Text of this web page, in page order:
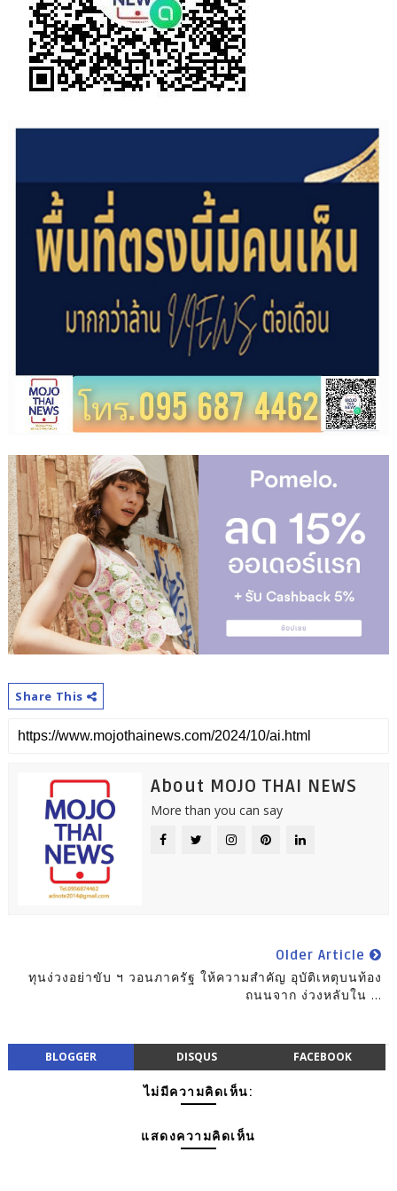
Share This
About MOJO THAI NEWS
More than you can say
Older Article
ทุนง่วงอย่าขับ ฯ วอนภาครัฐ ให้ความสำคัญ อุบัติเหตุบนท้อง
ถนนจาก ง่วงหลับใน ...
BLOGGER DISQUS FACEBOOK
ไม่มีความคิดเห็น:
แสดงความคิดเห็น